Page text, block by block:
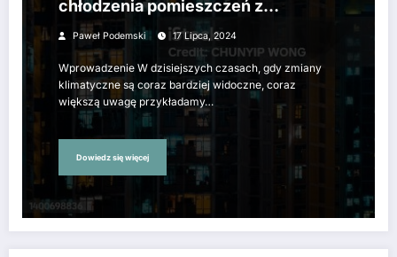
chłodzenia pomieszczeń z
odzyskiem energii w mieszkaniu?
Paweł Podemski 17 Lipca, 2024
Wprowadzenie W dzisiejszych czasach, gdy zmiany
klimatyczne są coraz bardziej widoczne, coraz
większą uwagę przykładamy…
Dowiedz się więcej